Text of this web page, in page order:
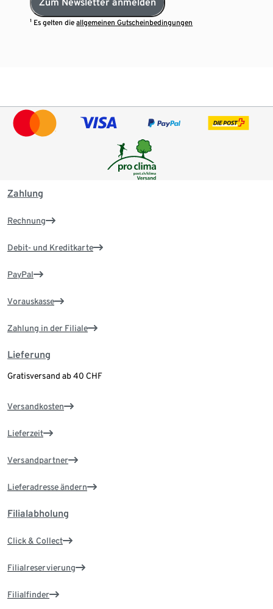
¹ Es gelten dieallgemeinen Gutscheinbedingungen
Zahlung
Rechnung
Debit- und Kreditkarte
PayPal
Vorauskasse
Zahlung in der Filiale
Lieferung
Gratisversand ab 40 CHF
Versandkosten
Lieferzeit
Versandpartner
Lieferadresse ändern
Filialabholung
Click & Collect
Filialreservierung
Filialfinder